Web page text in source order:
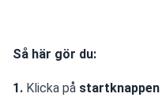
Så här gör du:
1. Klicka på startknappen